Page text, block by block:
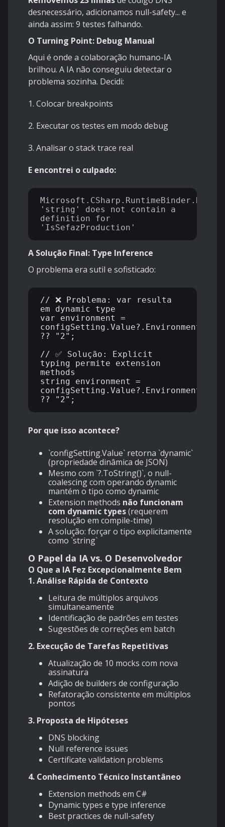
desnecessário, adicionamos null-safety... e
ainda assim: 9 testes falhando.
O Turning Point: Debug Manual
Aqui é onde a colaboração humano-IA
brilhou. A IA não conseguiu detectar o
problema sozinha. Decidi:
1. Colocar breakpoints
2. Executar os testes em modo debug
3. Analisar o stack trace real
E encontrei o culpado:
'string' does not contain a
definition for
A Solução Final: Type Inference
O problema era sutil e sofisticado:
// ❌ Problema: var resulta
em dynamic type
var environment =
?? "2";
// ✅ Solução: Explicit
typing permite extension
methods
string environment =
Por que isso acontece?
`configSetting.Value` retorna `dynamic`
(propriedade dinâmica de JSON)
Mesmo com `?.ToString()`, o null-
coalescing com operando dynamic
mantém o tipo como dynamic
Extension methods não funcionam
com dynamic types(requerem
resolução em compile-time)
A solução: forçar o tipo explicitamente
como `string`
O Papel da IA vs. O Desenvolvedor
O Que a IA Fez Excepcionalmente Bem
1. Análise Rápida de Contexto
Leitura de múltiplos arquivos
simultaneamente
Identificação de padrões em testes
Sugestões de correções em batch
2. Execução de Tarefas Repetitivas
Atualização de 10 mocks com nova
assinatura
Adição de builders de configuração
Refatoração consistente em múltiplos
pontos
3. Proposta de Hipóteses
DNS blocking
Null reference issues
Certificate validation problems
4. Conhecimento Técnico Instantâneo
Extension methods em C#
Dynamic types e type inference
Best practices de null-safety